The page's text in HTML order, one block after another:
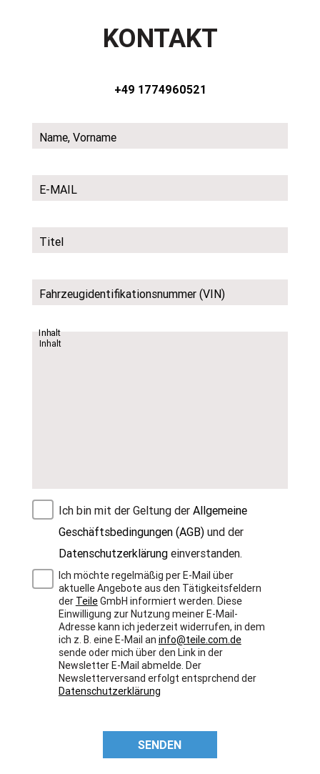
KONTAKT
+49 1774960521
Name, Vorname
E-MAIL
Titel
Fahrzeugidentifikationsnummer (VIN)
Inhalt
Ich bin mit der Geltung der Allgemeine
Geschäftsbedingungen (AGB)und der
Datenschutzerklärungeinverstanden.
Ich möchte regelmäßig per E-Mail über
aktuelle Angebote aus den Tätigkeitsfeldern
der TeileGmbH informiert werden. Diese
Einwilligung zur Nutzung meiner E-Mail-
Adresse kann ich jederzeit widerrufen, in dem
ich z. B. eine E-Mail an info@teile.com.de
sende oder mich über den Link in der
Newsletter E-Mail abmelde. Der
Newsletterversand erfolgt entsprchend der
Datenschutzerklärung
SENDEN